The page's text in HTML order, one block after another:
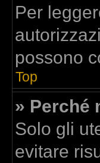
Per
possono
Top
» Perché
Solo gli
evitare